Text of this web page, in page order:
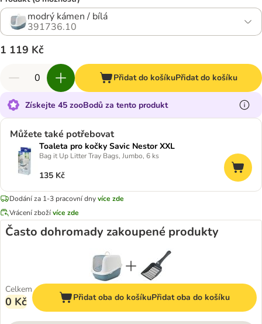
modrý kámen / bílá
391736.10
1 119 Kč
Přidat do košíkuPřidat do košíku
Získejte 45 zooBodů za tento produkt
Můžete také potřebovat
Toaleta pro kočky Savic Nestor XXL
Bag it Up Litter Tray Bags, Jumbo, 6 ks
135 Kč
Dodání za 1-3 pracovní dnyvíce zde
Vrácení zbožívíce zde
Často dohromady zakoupené produkty
Celkem
0 Kč Přidat oba do košíkuPřidat oba do košíku